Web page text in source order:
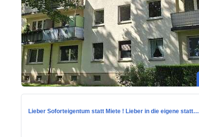
Lieber Soforteigentum statt Miete ! Lieber in die eigene statt…